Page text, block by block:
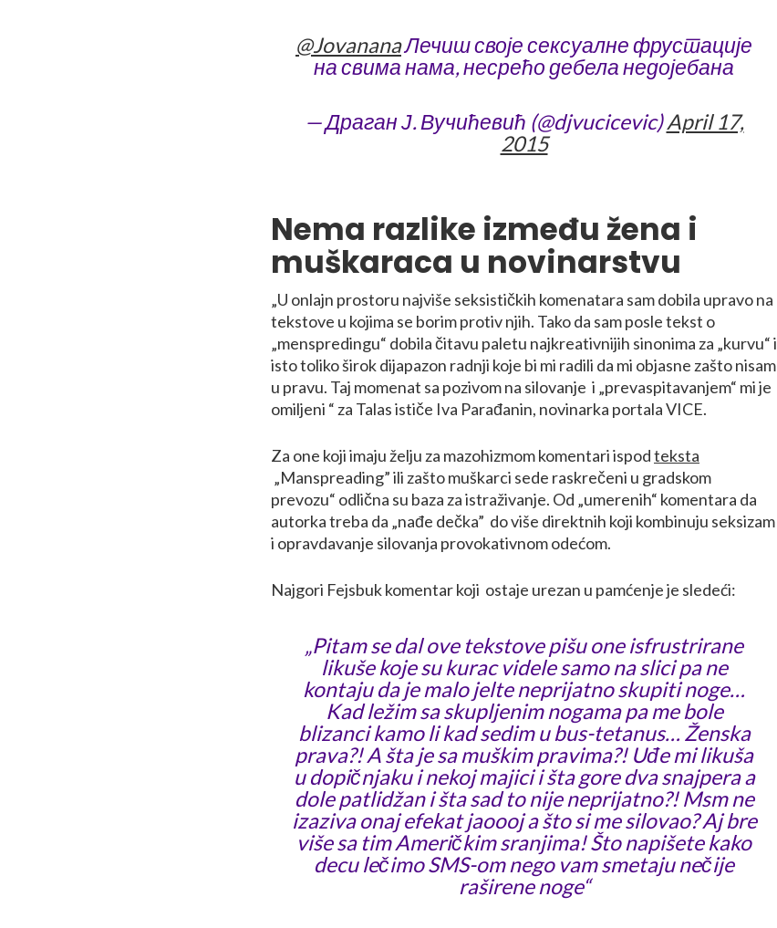
@JovananaЛечиш своје сексуалне фрустације
на свима нама, несрећо дебела недојебана
— Драган Ј. Вучићевић (@djvucicevic)April 17,
2015
Nema razlike između žena i
muškaraca u novinarstvu
„U onlajn prostoru najviše seksističkih komenatara sam dobila upravo na
tekstove u kojima se borim protiv njih. Tako da sam posle tekst o
„menspredingu“ dobila čitavu paletu najkreativnijih sinonima za „kurvu“ i
isto toliko širok dijapazon radnji koje bi mi radili da mi objasne zašto nisam
u pravu. Taj momenat sa pozivom na silovanje i „prevaspitavanjem“ mi je
omiljeni “ za Talas ističe Iva Parađanin, novinarka portala VICE.
Za one koji imaju želju za mazohizmom komentari ispodteksta
„Manspreading” ili zašto muškarci sede raskrečeni u gradskom
prevozu“ odlična su baza za istraživanje. Od „umerenih“ komentara da
autorka treba da „nađe dečka” do više direktnih koji kombinuju seksizam
i opravdavanje silovanja provokativnom odećom.
Najgori Fejsbuk komentar koji ostaje urezan u pamćenje je sledeći:
„Pitam se dal ove tekstove pišu one isfrustrirane
likuše koje su kurac videle samo na slici pa ne
kontaju da je malo jelte neprijatno skupiti noge…
Kad ležim sa skupljenim nogama pa me bole
blizanci kamo li kad sedim u bus-tetanus… Ženska
prava?! A šta je sa muškim pravima?! Uđe mi likuša
u dopičnjaku i nekoj majici i šta gore dva snajpera a
dole patlidžan i šta sad to nije neprijatno?! Msm ne
izaziva onaj efekat jaoooj a što si me silovao? Aj bre
više sa tim Američkim sranjima! Što napišete kako
decu lečimo SMS-om nego vam smetaju nečije
raširene noge“